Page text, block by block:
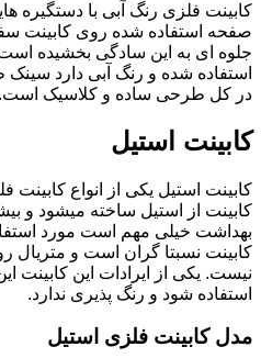
کابینت فلزی رنگ آبی با دستگیره
صفحه استفاده شده روی کابینت
جلوه ای به این سادگی بخشیده
استفاده شده و رنگ آبی دارد
در کل طرحی ساده و کلاسیک است.
کابینت استیل
کابینت استیل یکی از انواع
کابینت از استیل ساخته میشود و
بهداشت خیلی مهم است مورد
کابینت نسبتا گران است و متریال
نیست. یکی از ایرادات این کابینت
استفاده شود و رنگ پذیری ندارد.
مدل کابینت فلزی استیل